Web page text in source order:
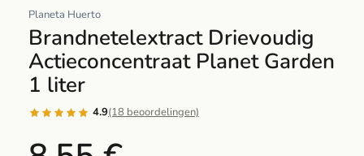
multimedia
1
en
una
ventana
Planeta Huerto
Brandnetelextract Drievoudig
Actieconcentraat Planet Garden
1 liter
4.9(18 beoordelingen)